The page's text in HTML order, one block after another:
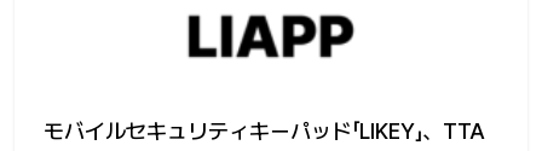
モバイルセキュリティキーパッド「LIKEY」、TTA